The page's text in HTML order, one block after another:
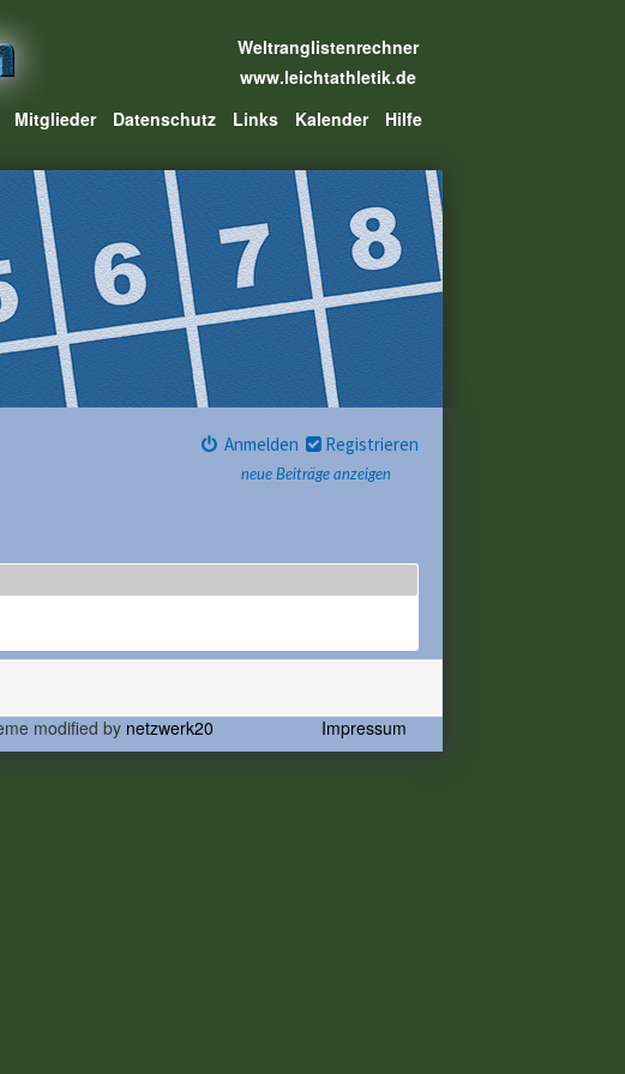
Weltranglistenrechner
www.leichtathletik.de
Mitglieder Datenschutz Links Kalender Hilfe
neue Beiträge anzeigen
Anmelden Registrieren
Impressum
modified by netzwerk20